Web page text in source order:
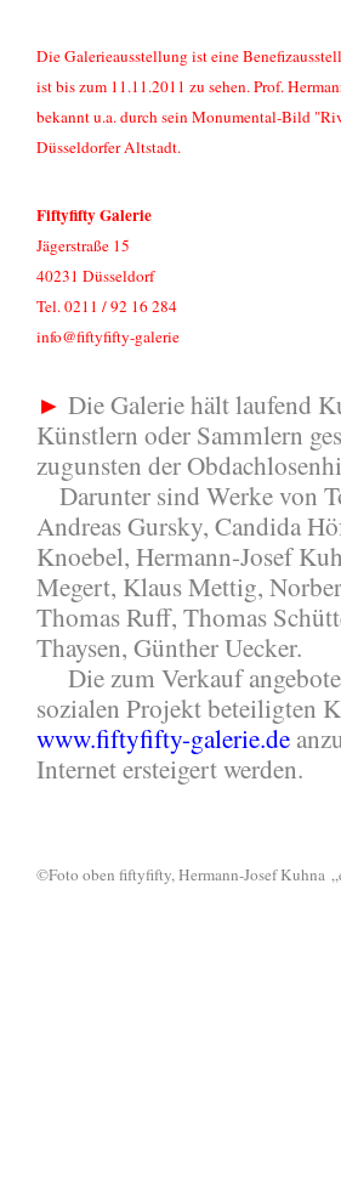
Die Galerieausstellung ist eine
ist bis zum 11.11.2011 zu sehen. Prof.
bekannt u.a. durch sein Monumental-Bild
Düsseldorfer Altstadt.
Fiftyfifty Galerie
Jägerstraße 15
40231 Düsseldorf
Tel. 0211 / 92 16 284
info@fiftyfifty-galerie
► Die Galerie hält laufend
Künstlern oder Sammlern
zugunsten der
Darunter sind Werke von
Andreas Gursky, Candida
Knoebel, Hermann-Josef
Megert, Klaus Mettig,
Thomas Ruff, Thomas
Thaysen, Günther Uecker.
Die zum Verkauf
sozialen Projekt beteiligten
www.fiftyfifty-galerie.de
Internet ersteigert werden.
©Foto oben fiftyfifty, Hermann-Josef Kuhna